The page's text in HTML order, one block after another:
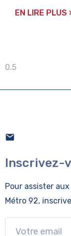
EN LIRE PLUS
Inscrivez-
Pour assister
Métro 92,